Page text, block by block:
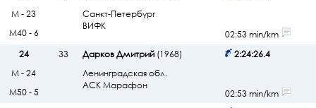
Санкт-Петербург
ВИФК
М - 23
М40 - 6
02:53 min/km
24
33 Дарков Дмитрий(1968)
Ленинградская обл.
АСК Марафон
2:24:26.4
М - 24
М50 - 5
02:53 min/km